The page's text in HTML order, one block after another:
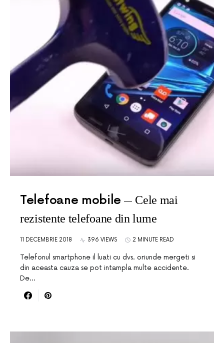
Telefoane mobile
Cele mai
rezistente telefoane din lume
11 DECEMBRIE 2018 396 VIEWS 2 MINUTE READ
Telefonul smartphone il luati cu dvs. oriunde mergeti si
din aceasta cauza se pot intampla multe accidente.
De…